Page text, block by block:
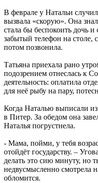
В феврале у Натальи
вызвала «скорую». Она
стала бы беспокоить дочь
забытый телефон на столе,
потом позвонила.
Татьяна приехала рано
подозрением отнеслась к
деятельность: оплатила
для неё рыбу на пару,
Когда Наталью выписали
в Питер. За обедом она
Наталья погрустнела.
- Мама, пойми, у тебя
отойдёт государству. –
делать это сию минуту, но
недвусмысленно смотрела
обломится.